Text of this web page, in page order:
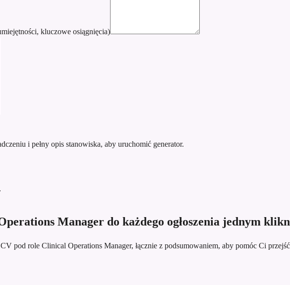
kluczowe osiągnięcia)
i pełny opis stanowiska, aby uruchomić generator.
Manager do każdego ogłoszenia jednym
pod role Clinical Operations Manager, łącznie z podsumowaniem, aby pomóc Ci